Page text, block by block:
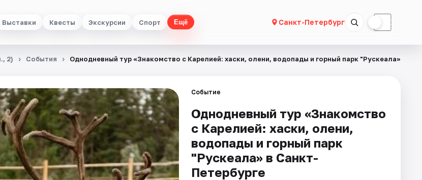
Выставки Квесты Экскурсии Спорт Ещё Санкт-Петербург ☾
2) События Однодневный тур «Знакомство с Карелией: хаски, олени, водопады и горный парк "Рускеала»
Событие
Однодневный тур «Знакомство
с Карелией: хаски, олени,
водопады и горный парк
"Рускеала» в Санкт-
Петербурге